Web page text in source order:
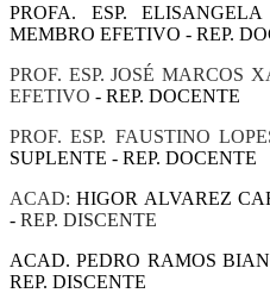
PROFA. ESP. ELISANGELA
MEMBRO EFETIVO - REP.
PROF. ESP. JOSÉ MARCOS
EFETIVO - REP. DOCENTE
PROF. ESP. FAUSTINO
SUPLENTE - REP. DOCENTE
ACAD:HIGOR ALVAREZ
- REP. DISCENTE
ACAD. PEDRO RAMOS
REP. DISCENTE